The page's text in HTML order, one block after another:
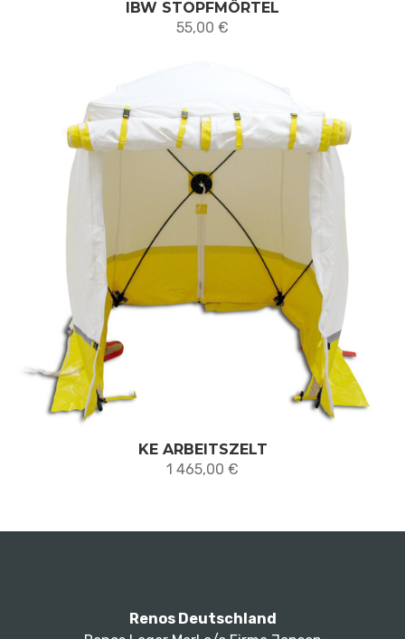
IBW STOPFMÖRTEL
55,00 €
KE ARBEITSZELT
1 465,00 €
Renos Deutschland